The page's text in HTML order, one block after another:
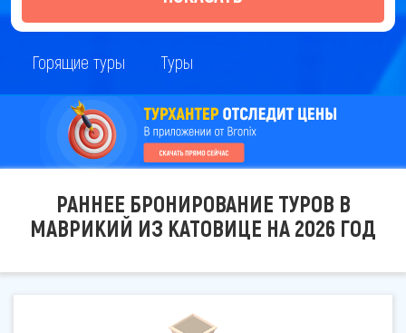
Горящие туры Туры
РАННЕЕ БРОНИРОВАНИЕ ТУРОВ В
МАВРИКИЙ ИЗ КАТОВИЦЕ НА 2026 ГОД